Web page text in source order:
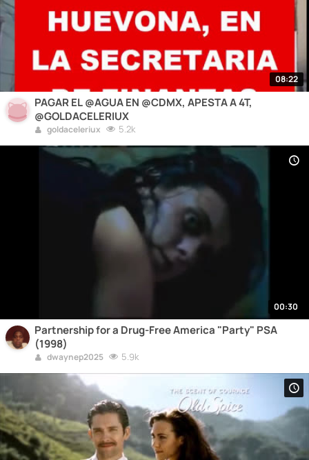
08:22
PAGAR EL @AGUA EN @CDMX, APESTA A 4T,
@GOLDACELERIUX
goldaceleriux 5.2k
00:30
Partnership for a Drug-Free America "Party" PSA
(1998)
dwaynep2025 5.9k